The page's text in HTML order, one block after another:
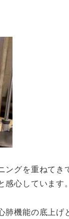
グを重ねてき
心しています。
機能の底上